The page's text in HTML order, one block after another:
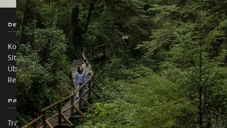
Destination BC
Kontakt
Sitemap
Über uns
Rechtliches & Richtlinien
Unsere Websites
Reisebranche
Medien
Unternehmen
简体中文 – China
Partnerseiten
Trade & Invest BC
Auf dieser Website
Reisevorschläge